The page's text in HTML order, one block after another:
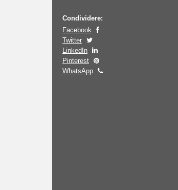
Condividere:
Facebook
Twitter
LinkedIn
Pinterest
WhatsApp